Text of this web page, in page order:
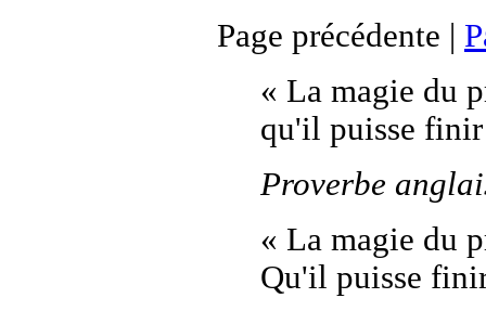
Page précédente |
« La magie du
qu'il puisse
Proverbe
« La magie du
Qu'il puisse